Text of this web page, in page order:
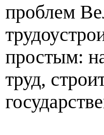
проблем
простым:
труд,